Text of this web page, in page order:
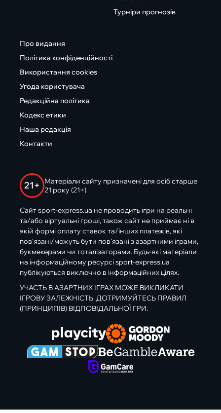
Турніри прогнозів
Про видання
Політика конфіденційності
Використання cookies
Угода користувача
Редакційна політика
Кодекс етики
Наша редакція
Контакти
21+
Матеріали сайту призначені для осіб старше
21 року (21+)
Сайт sport-express.ua не проводить ігри на реальні
та/або віртуальні гроші, також сайт не приймає ні в
якій формі оплату ставок та/інших платежів, які
пов’язані/можуть бути пов’язані з азартними іграми,
букмекерами чи тоталізаторами. Будь-які матеріали
на інформаційному ресурсі sport-express.ua
публікуються виключно в інформаційних цілях.
УЧАСТЬ В АЗАРТНИХ ІГРАХ МОЖЕ ВИКЛИКАТИ
ІГРОВУ ЗАЛЕЖНІСТЬ. ДОТРИМУЙТЕСЬ ПРАВИЛ
(ПРИНЦИПІВ) ВІДПОВІДАЛЬНОЇ ГРИ.